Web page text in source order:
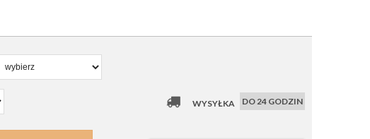
WYSYŁKA DO 24 GODZIN